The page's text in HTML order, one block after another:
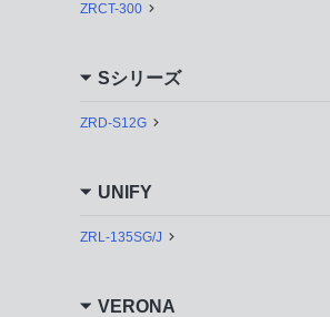
ZRCT-300
Sシリーズ
ZRD-S12G
UNIFY
ZRL-135SG/J
VERONA